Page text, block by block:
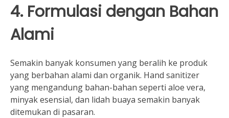
4. Formulasi dengan Bahan
Alami
Semakin banyak konsumen yang beralih ke produk
yang berbahan alami dan organik. Hand sanitizer
yang mengandung bahan-bahan seperti aloe vera,
minyak esensial, dan lidah buaya semakin banyak
ditemukan di pasaran.